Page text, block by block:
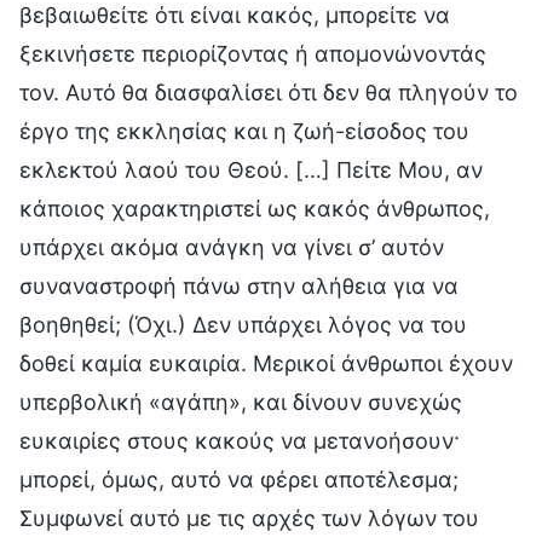
βεβαιωθείτε ότι είναι κακός, μπορείτε να
ξεκινήσετε περιορίζοντας ή απομονώνοντάς
τον. Αυτό θα διασφαλίσει ότι δεν θα πληγούν το
έργο της εκκλησίας και η ζωή-είσοδος του
εκλεκτού λαού του Θεού. […] Πείτε Μου, αν
κάποιος χαρακτηριστεί ως κακός άνθρωπος,
υπάρχει ακόμα ανάγκη να γίνει σ’ αυτόν
συναναστροφή πάνω στην αλήθεια για να
βοηθηθεί; (Όχι.) Δεν υπάρχει λόγος να του
δοθεί καμία ευκαιρία. Μερικοί άνθρωποι έχουν
υπερβολική «αγάπη», και δίνουν συνεχώς
ευκαιρίες στους κακούς να μετανοήσουν·
μπορεί, όμως, αυτό να φέρει αποτέλεσμα;
Συμφωνεί αυτό με τις αρχές των λόγων του